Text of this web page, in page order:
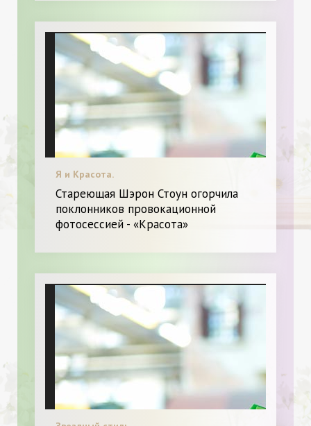
Я и Красота.
Стареющая Шэрон Стоун огорчила
поклонников провокационной
фотосессией - «Красота»